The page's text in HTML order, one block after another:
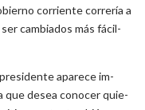
corriente correría a
cambiados más fácil­
aparece im­
que desea conocer quie­